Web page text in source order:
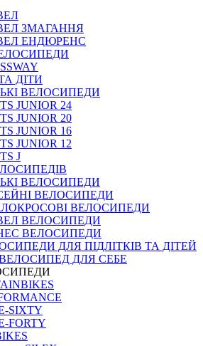
ЗМАГАННЯ
ЕНДЮРЕНС
ДІТИ
ВЕЛОСИПЕДИ
JUNIOR 24
JUNIOR 20
JUNIOR 16
JUNIOR 12
J
ВЕЛОСИПЕДИ
ВЕЛОСИПЕДИ
ВЕЛОСИПЕДИ
ВЕЛОСИПЕДИ
ВЕЛОСИПЕДИ
ДЛЯ ПІДЛІТКІВ ТА ДІТЕЙ
ДЛЯ СЕБЕ
SIXTY
FORTY